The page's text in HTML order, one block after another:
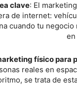
clave: El
de internet:
cuando tu
en
físico para
reales en
se trata de